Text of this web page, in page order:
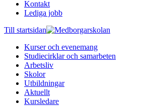
Kontakt
Lediga jobb
Till startsidan
Kurser och evenemang
Studiecirklar och samarbeten
Arbetsliv
Skolor
Utbildningar
Aktuellt
Kursledare